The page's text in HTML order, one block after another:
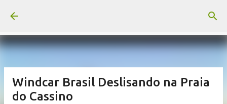
Windcar Brasil Deslisando na Praia
do Cassino